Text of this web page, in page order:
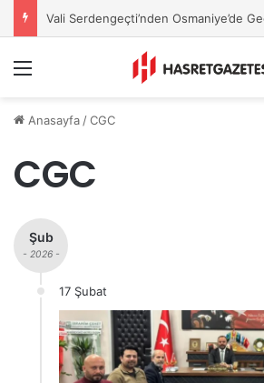
Vali Serdengeçti’nden Osmaniye’de
Anasayfa /CGC
CGC
Şub
- 2026 -
17 Şubat